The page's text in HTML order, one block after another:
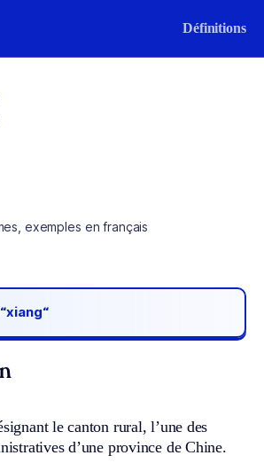
Définitions
exemples en français
“xiang“
le canton rural, l’une des
d’une province de Chine.